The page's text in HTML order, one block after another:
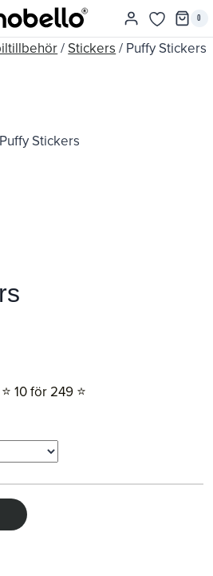
0
/ Stickers / Puffy Stickers
10 för 249 ⭐️